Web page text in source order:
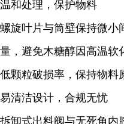
温和处理，保护物料
螺旋叶片与筒壁保持微小
量，避免木糖醇因高温软
低颗粒破损率，保持物料
易清洁设计，合规无忧
拆卸式出料阀与无死角内